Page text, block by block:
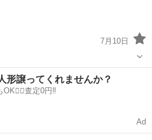
7月10日
バッグ 画像
形譲ってくれませんか？
査定0円‼️
Ad